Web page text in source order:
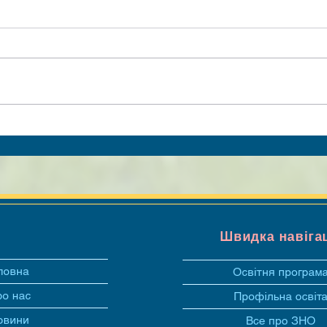
нас
Швидка
Освітня
Профільна освіта
Все про ЗНО